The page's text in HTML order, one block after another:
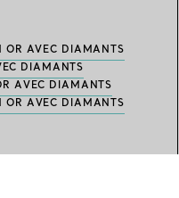
OR AVEC DIAMANTS
DIAMANTS
AVEC DIAMANTS
OR AVEC DIAMANTS